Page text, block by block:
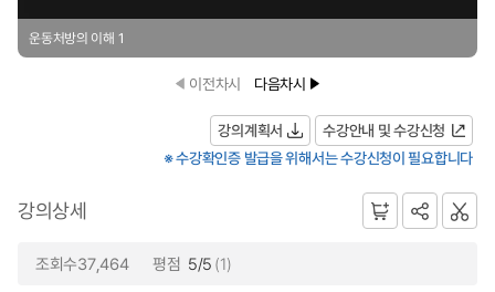
운동처방의 이해 1
이전차시 다음차시
강의계획서
수강안내 및 수강신청
※ 수강확인증 발급을 위해서는 수강신청이 필요합니다
강의상세
조회수37,464 평점 5/5 (1)